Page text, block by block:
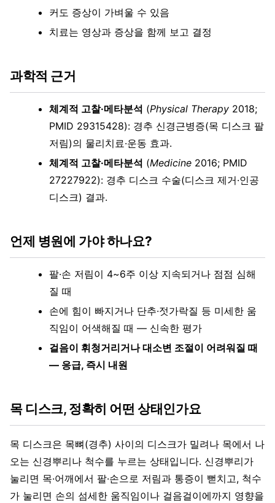
커도 증상이 가벼울 수 있음
치료는 영상과 증상을 함께 보고 결정
과학적 근거
체계적 고찰·메타분석 (Physical Therapy 2018;
PMID 29315428): 경추 신경근병증(목 디스크 팔
저림)의 물리치료·운동 효과.
체계적 고찰·메타분석 (Medicine 2016; PMID
27227922): 경추 디스크 수술(디스크 제거·인공
디스크) 결과.
언제 병원에 가야 하나요?
팔·손 저림이 4~6주 이상 지속되거나 점점 심해
질 때
손에 힘이 빠지거나 단추·젓가락질 등 미세한 움
직임이 어색해질 때 — 신속한 평가
걸음이 휘청거리거나 대소변 조절이 어려워질 때
— 응급, 즉시 내원
목 디스크, 정확히 어떤 상태인가요
목 디스크은 목뼈(경추) 사이의 디스크가 밀려나 목에서 나
오는 신경뿌리나 척수를 누르는 상태입니다. 신경뿌리가
눌리면 목·어깨에서 팔·손으로 저림과 통증이 뻗치고, 척수
가 눌리면 손의 섬세한 움직임이나 걸음걸이에까지 영향을